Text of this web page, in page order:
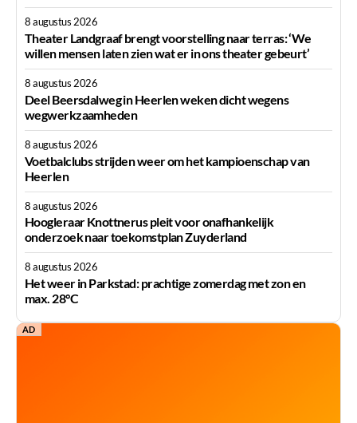
8 augustus 2026
Theater Landgraaf brengt voorstelling naar terras: ‘We
willen mensen laten zien wat er in ons theater gebeurt’
8 augustus 2026
Deel Beersdalweg in Heerlen weken dicht wegens
wegwerkzaamheden
8 augustus 2026
Voetbalclubs strijden weer om het kampioenschap van
Heerlen
8 augustus 2026
Hoogleraar Knottnerus pleit voor onafhankelijk
onderzoek naar toekomstplan Zuyderland
8 augustus 2026
Het weer in Parkstad: prachtige zomerdag met zon en
max. 28°C
AD